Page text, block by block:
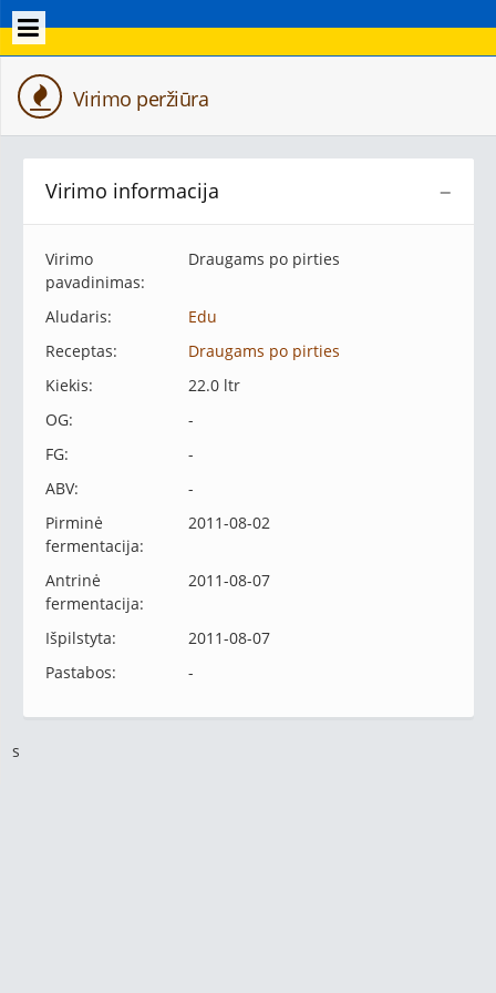
Virimo peržiūra
−
Virimo informacija
Virimo
pavadinimas:
Draugams po pirties
Aludaris:
Edu
Receptas:
Draugams po pirties
Kiekis:
22.0 ltr
OG:
-
FG:
-
ABV:
-
Pirminė
fermentacija:
2011-08-02
Antrinė
fermentacija:
2011-08-07
Išpilstyta:
2011-08-07
Pastabos:
-
s